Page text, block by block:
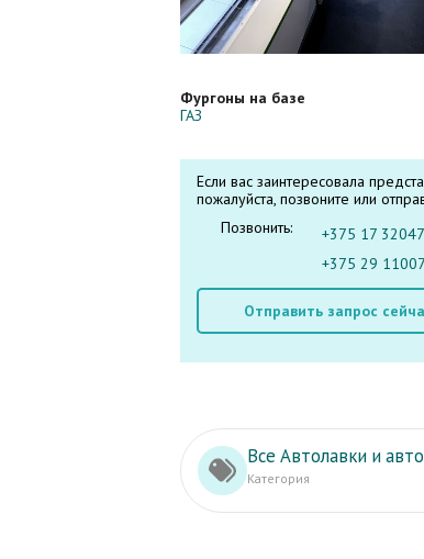
Фургоны на базе
ГАЗ
Если вас заинтересовала
пожалуйста, позвоните или
Позвонить:
+375 17
+375 29
Отправить запрос
Все Автолавки и
Категория